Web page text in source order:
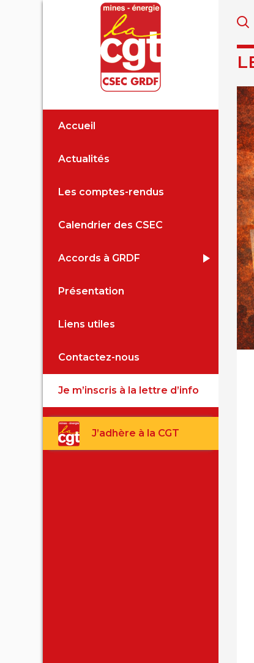
Accueil
Actualités
Les comptes-rendus
Calendrier des CSEC
Accords à GRDF
Présentation
Liens utiles
Contactez-nous
Je m’inscris à la lettre d’info
J’adhère à la CGT